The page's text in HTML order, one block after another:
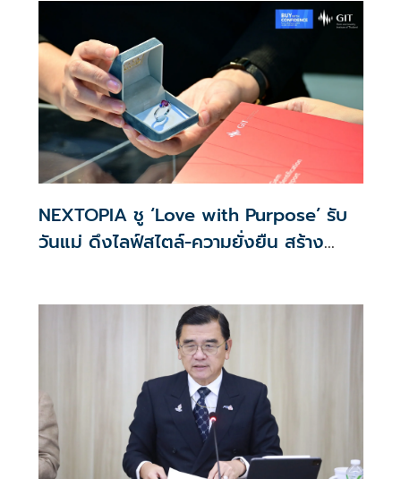
NEXTOPIA ชู ‘Love with Purpose’ รับ
วันแม่ ดึงไลฟ์สไตล์-ความยั่งยืน สร้าง